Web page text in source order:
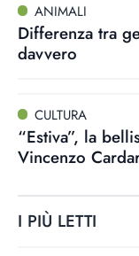
ANIMALI
Differenza tra
davvero
CULTURA
“Estiva”, la
Vincenzo
I PIÙ LETTI